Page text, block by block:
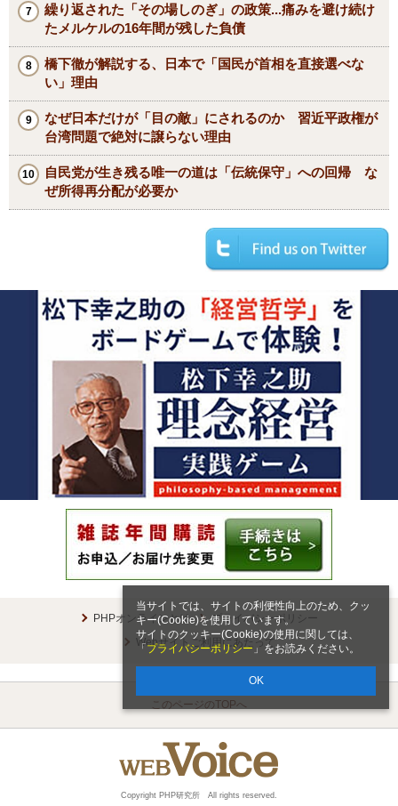
当サイトでは、サイトの利便性向上のため、クッ
キー(Cookie)を使用しています。
サイトのクッキー(Cookie)の使用に関しては、
「 プライバシーポリシー 」をお読みください。
OK
繰り返された「その場しのぎ」の政策...痛みを避け続け
たメルケルの16年間が残した負債
橋下徹が解説する、日本で「国民が首相を直接選べな
い」理由
なぜ日本だけが「目の敵」にされるのか 習近平政権が
台湾問題で絶対に譲らない理由
自民党が生き残る唯一の道は「伝統保守」への回帰 な
ぜ所得再分配が必要か
PHPオンラインとは
プライバシーポリシー
Webサイトご利用にあたって
このページのTOPへ
Copyright PHP研究所 All rights reserved.